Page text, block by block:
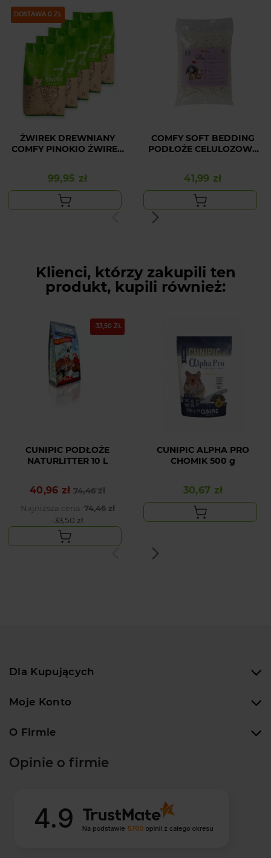
PAKIET
DOSTAWA 0 ZŁ
ŻWIREK DREWNIANY
COMFY PINOKIO ŻWIREK
Cena
99,95 zł
COMFY SOFT BEDDING
PODŁOŻE CELULOZOWE
Cena
41,99 zł
Klienci, którzy zakupili ten
produkt, kupili również:
-33,50 ZŁ
CUNIPIC PODŁOŻE
NATURLITTER 10 L
Cena podstawowa
74,46 zł
Cena
40,96 zł
Najniższa cena: 74,46 zł
-33,50 zł
CUNIPIC ALPHA PRO
CHOMIK 500 g
Cena
30,67 zł
Dla Kupujących
Moje Konto
O Firmie
Opinie o firmie